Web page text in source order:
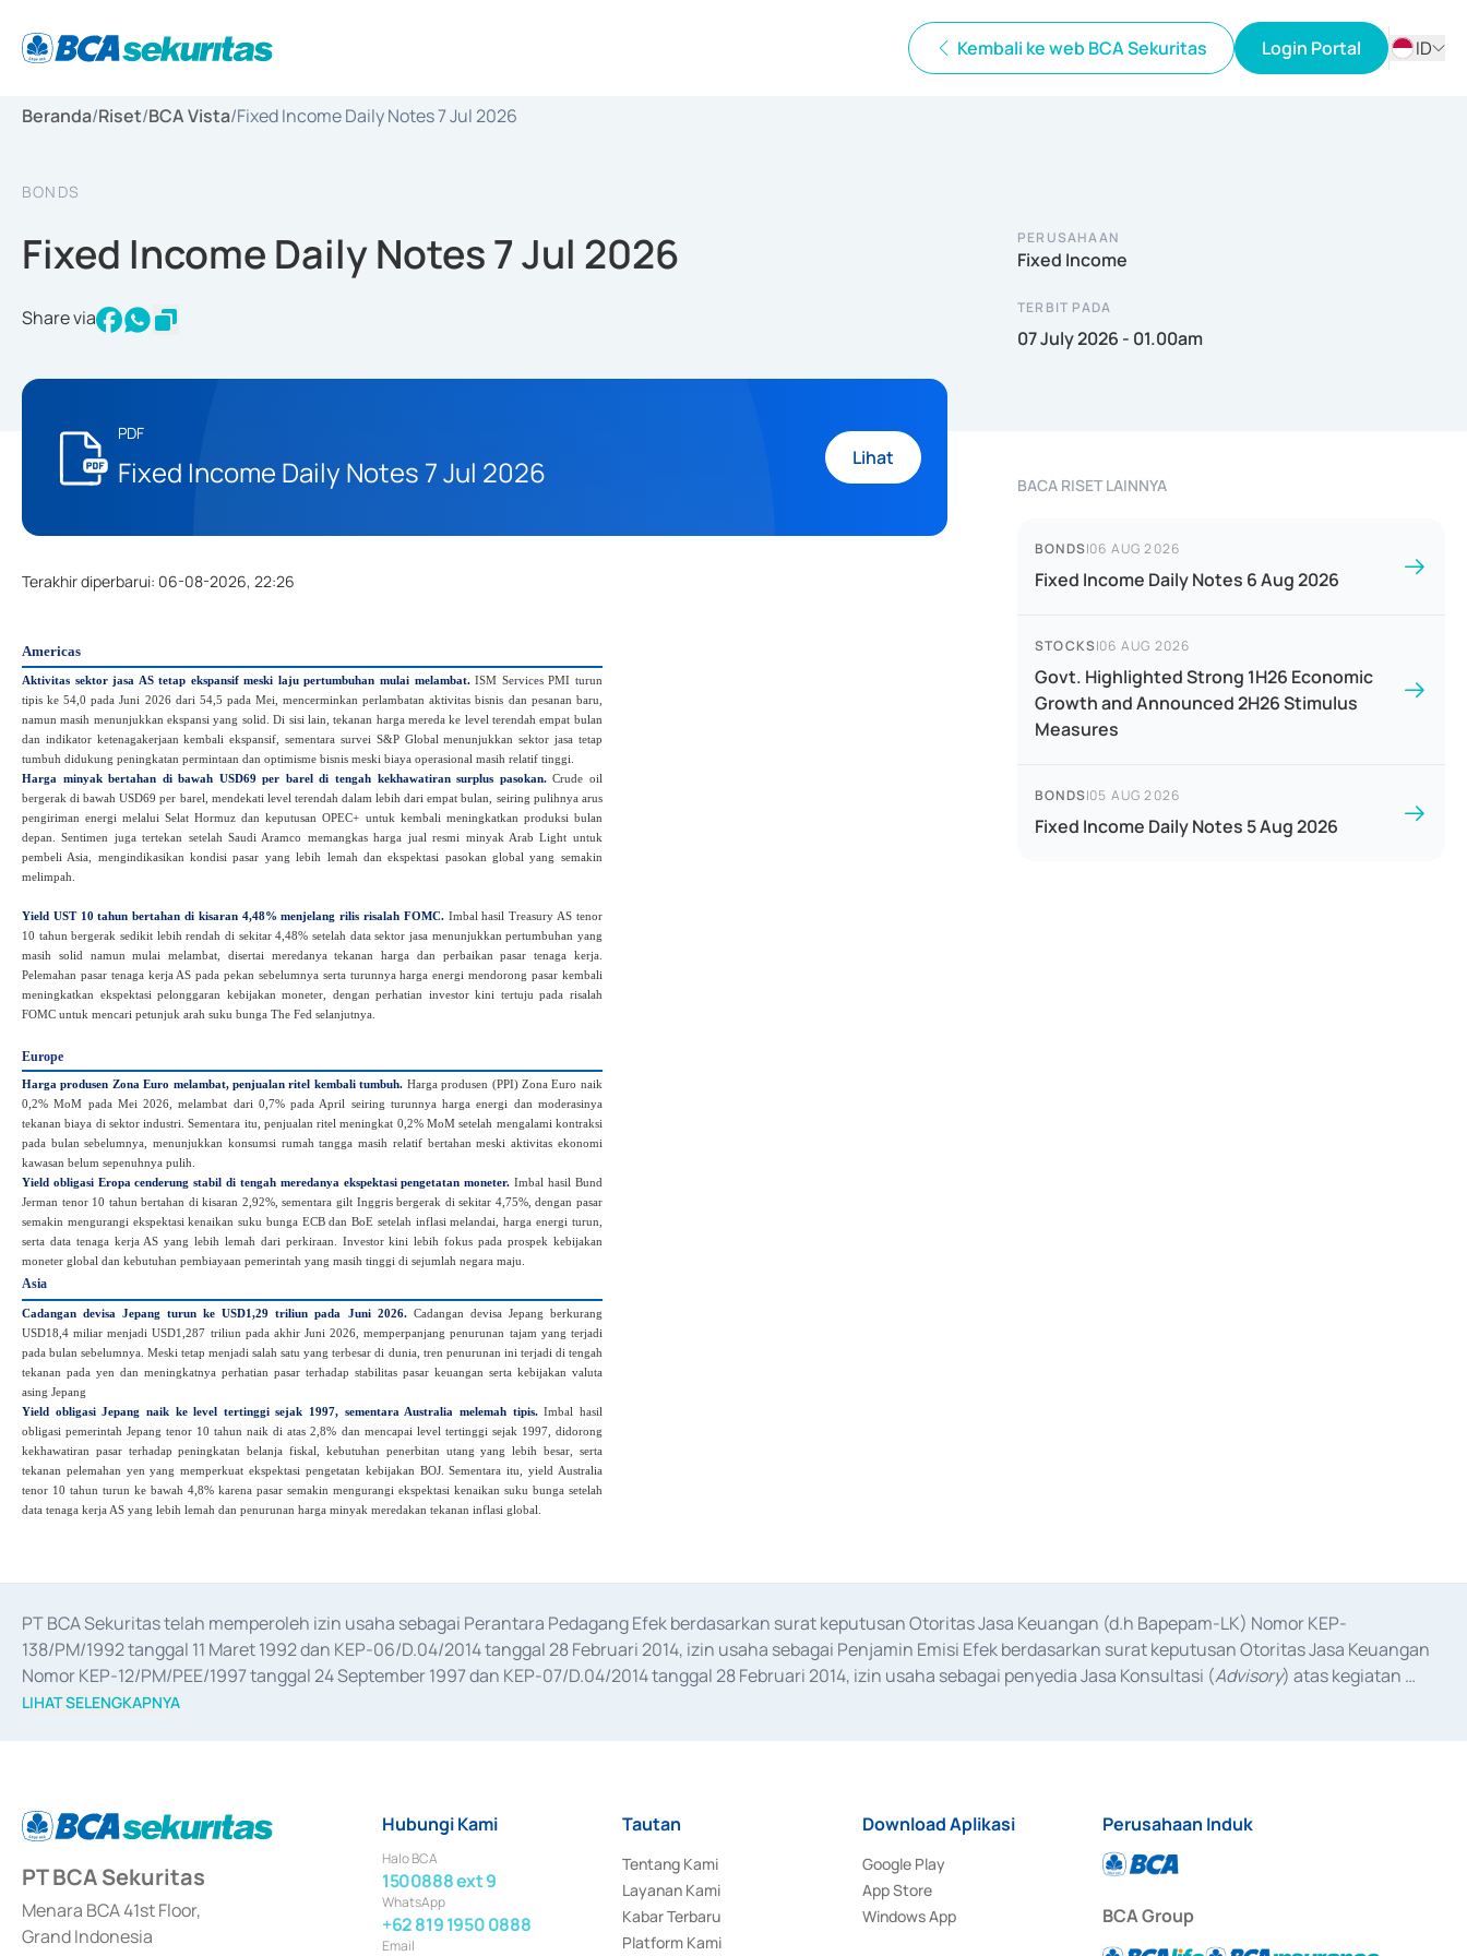
Kembali ke web BCA Sekuritas Login Portal
ID
Beranda/Riset/BCA Vista/Fixed Income Daily Notes 7 Jul 2026
BONDS
Fixed Income Daily Notes 7 Jul 2026
Share via
PDF
Fixed Income Daily Notes 7 Jul 2026 Lihat
PERUSAHAAN
Fixed Income
TERBIT PADA
07 July 2026 - 01.00am
Terakhir diperbarui: 06-08-2026, 22:26
Americas
Aktivitas sektor jasa AS tetap ekspansif meski laju pertumbuhan mulai melambat.ISM Services PMI turun
tipis ke 54,0 pada Juni 2026 dari 54,5 pada Mei, mencerminkan perlambatan aktivitas bisnis dan pesanan baru,
namun masih menunjukkan ekspansi yang solid. Di sisi lain, tekanan harga mereda ke level terendah empat bulan
dan indikator ketenagakerjaan kembali ekspansif, sementara survei S&P Global menunjukkan sektor jasa tetap
tumbuh didukung peningkatan permintaan dan optimisme bisnis meski biaya operasional masih relatif tinggi.
Harga minyak bertahan di bawah USD69 per barel di tengah kekhawatiran surplus pasokan.Crude oil
bergerak di bawah USD69 per barel, mendekati level terendah dalam lebih dari empat bulan, seiring pulihnya arus
pengiriman energi melalui Selat Hormuz dan keputusan OPEC+ untuk kembali meningkatkan produksi bulan
depan. Sentimen juga tertekan setelah Saudi Aramco memangkas harga jual resmi minyak Arab Light untuk
pembeli Asia, mengindikasikan kondisi pasar yang lebih lemah dan ekspektasi pasokan global yang semakin
melimpah.
Yield UST 10 tahun bertahan di kisaran 4,48% menjelang rilis risalah FOMC.Imbal hasil Treasury AS tenor
10 tahun bergerak sedikit lebih rendah di sekitar 4,48% setelah data sektor jasa menunjukkan pertumbuhan yang
masih solid namun mulai melambat, disertai meredanya tekanan harga dan perbaikan pasar tenaga kerja.
Pelemahan pasar tenaga kerja AS pada pekan sebelumnya serta turunnya harga energi mendorong pasar kembali
meningkatkan ekspektasi pelonggaran kebijakan moneter, dengan perhatian investor kini tertuju pada risalah
FOMC untuk mencari petunjuk arah suku bunga The Fed selanjutnya.
Europe
Harga produsen Zona Euro melambat, penjualan ritel kembali tumbuh. Harga produsen (PPI) Zona Euro naik
0,2% MoM pada Mei 2026, melambat dari 0,7% pada April seiring turunnya harga energi dan moderasinya
tekanan biaya di sektor industri. Sementara itu, penjualan ritel meningkat 0,2% MoM setelah mengalami kontraksi
pada bulan sebelumnya, menunjukkan konsumsi rumah tangga masih relatif bertahan meski aktivitas ekonomi
kawasan belum sepenuhnya pulih.
Yield obligasi Eropa cenderung stabil di tengah meredanya ekspektasi pengetatan moneter. Imbal hasil Bund
Jerman tenor 10 tahun bertahan di kisaran 2,92%, sementara gilt Inggris bergerak di sekitar 4,75%, dengan pasar
semakin mengurangi ekspektasi kenaikan suku bunga ECB dan BoE setelah inflasi melandai, harga energi turun,
serta data tenaga kerja AS yang lebih lemah dari perkiraan. Investor kini lebih fokus pada prospek kebijakan
moneter global dan kebutuhan pembiayaan pemerintah yang masih tinggi di sejumlah negara maju.
Asia
Cadangan devisa Jepang turun ke USD1,29 triliun pada Juni 2026.Cadangan devisa Jepang berkurang
USD18,4 miliar menjadi USD1,287 triliun pada akhir Juni 2026, memperpanjang penurunan tajam yang terjadi
pada bulan sebelumnya. Meski tetap menjadi salah satu yang terbesar di dunia, tren penurunan ini terjadi di tengah
tekanan pada yen dan meningkatnya perhatian pasar terhadap stabilitas pasar keuangan serta kebijakan valuta
asing Jepang
Yield obligasi Jepang naik ke level tertinggi sejak 1997, sementara Australia melemah tipis.Imbal hasil
obligasi pemerintah Jepang tenor 10 tahun naik di atas 2,8% dan mencapai level tertinggi sejak 1997, didorong
kekhawatiran pasar terhadap peningkatan belanja fiskal, kebutuhan penerbitan utang yang lebih besar, serta
tekanan pelemahan yen yang memperkuat ekspektasi pengetatan kebijakan BOJ. Sementara itu, yield Australia
tenor 10 tahun turun ke bawah 4,8% karena pasar semakin mengurangi ekspektasi kenaikan suku bunga setelah
data tenaga kerja AS yang lebih lemah dan penurunan harga minyak meredakan tekanan inflasi global.
BACA RISET LAINNYA
BONDS|06 AUG 2026
Fixed Income Daily Notes 6 Aug 2026
STOCKS|06 AUG 2026
Govt. Highlighted Strong 1H26 Economic
Growth and Announced 2H26 Stimulus
Measures
BONDS|05 AUG 2026
Fixed Income Daily Notes 5 Aug 2026
PT BCA Sekuritas telah memperoleh izin usaha sebagai Perantara Pedagang Efek berdasarkan surat keputusan Otoritas Jasa Keuangan (d.h Bapepam-LK) Nomor KEP-
138/PM/1992 tanggal 11 Maret 1992 dan KEP-06/D.04/2014 tanggal 28 Februari 2014, izin usaha sebagai Penjamin Emisi Efek berdasarkan surat keputusan Otoritas Jasa Keuangan
Nomor KEP-12/PM/PEE/1997 tanggal 24 September 1997 dan KEP-07/D.04/2014 tanggal 28 Februari 2014, izin usaha sebagai penyedia Jasa Konsultasi (Advisory) atas kegiatan
merger, akuisisi, divestasi, dan
LIHAT SELENGKAPNYA
PT BCA Sekuritas
Menara BCA 41st Floor,
Grand Indonesia
Hubungi Kami
Halo BCA
1500888 ext 9
WhatsApp
+62 819 1950 0888
Email
Tautan
Tentang Kami
Layanan Kami
Kabar Terbaru
Platform Kami
Download Aplikasi
Google Play
App Store
Windows App
Perusahaan Induk
BCA Group